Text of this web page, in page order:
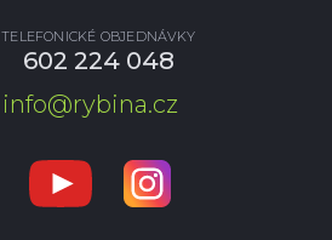
TELEFONICKÉ OBJEDNÁVKY
602 224 048
info@rybina.cz